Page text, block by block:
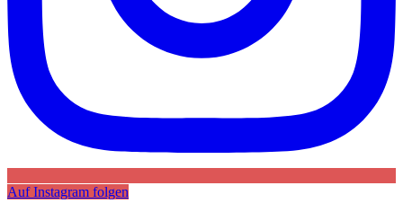
Auf Instagram folgen